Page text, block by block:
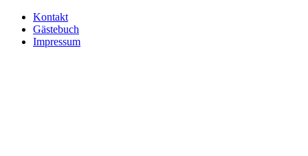
Kontakt
Gästebuch
Impressum